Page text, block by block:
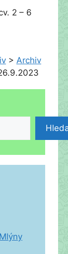
2 – 6
> Archiv